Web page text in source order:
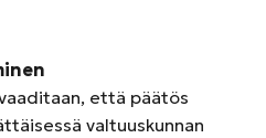
että päätös
valtuuskunnan